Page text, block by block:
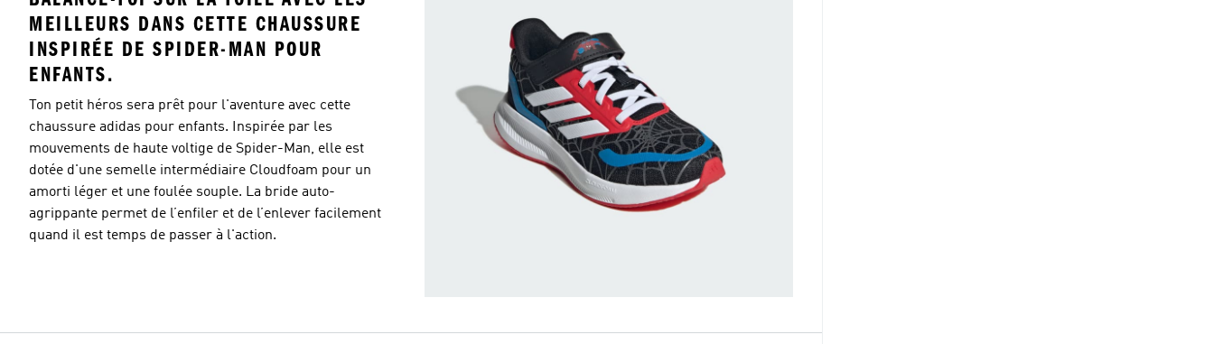
MEILLEURS DANS CETTE CHAUSSURE
INSPIRÉE DE SPIDER-MAN POUR
ENFANTS.
Ton petit héros sera prêt pour l'aventure avec cette
chaussure adidas pour enfants. Inspirée par les
mouvements de haute voltige de Spider-Man, elle est
dotée d'une semelle intermédiaire Cloudfoam pour un
amorti léger et une foulée souple. La bride auto-
agrippante permet de l’enfiler et de l’enlever facilement
quand il est temps de passer à l'action.